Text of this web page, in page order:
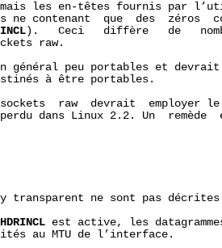
les en-têtes fournis par
ne contenant  que  des  zéros
).   Ceci   diffère   de
raw.
général peu portables et
à être portables.
raw  devrait  employer
dans Linux 2.2. Un
transparent ne sont pas
est active, les
au MTU de l’interface.